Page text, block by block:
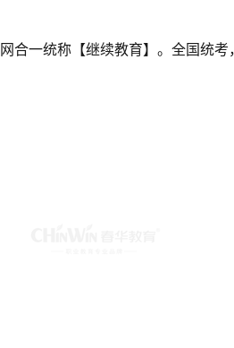
合一统称【继续教育】。全国统